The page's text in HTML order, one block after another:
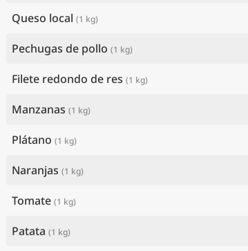
Queso local (1 kg)
Pechugas de pollo (1 kg)
Filete redondo de res (1 kg)
Manzanas (1 kg)
Plátano (1 kg)
Naranjas (1 kg)
Tomate (1 kg)
Patata (1 kg)